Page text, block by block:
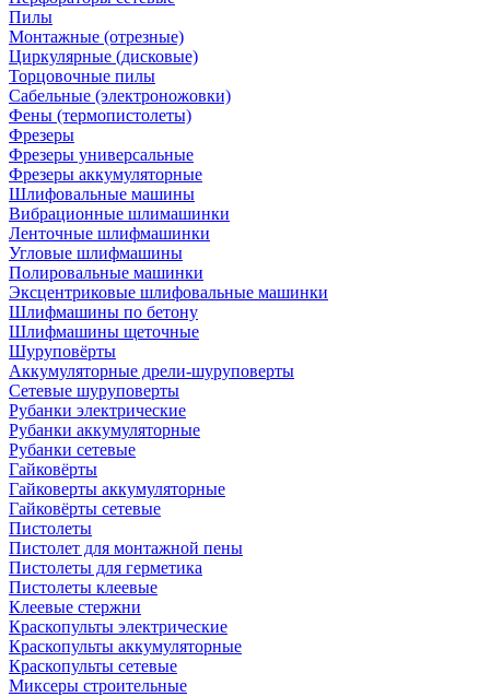
Пилы
Монтажные (отрезные)
Циркулярные (дисковые)
Торцовочные пилы
Сабельные (электроножовки)
Фены (термопистолеты)
Фрезеры
Фрезеры универсальные
Фрезеры аккумуляторные
Шлифовальные машины
Вибрационные шлимашинки
Ленточные шлифмашинки
Угловые шлифмашины
Полировальные машинки
Эксцентриковые шлифовальные машинки
Шлифмашины по бетону
Шлифмашины щеточные
Шуруповёрты
Аккумуляторные дрели-шуруповерты
Сетевые шуруповерты
Рубанки электрические
Рубанки аккумуляторные
Рубанки сетевые
Гайковёрты
Гайковерты аккумуляторные
Гайковёрты сетевые
Пистолеты
Пистолет для монтажной пены
Пистолеты для герметика
Пистолеты клеевые
Клеевые стержни
Краскопульты электрические
Краскопульты аккумуляторные
Краскопульты сетевые
Миксеры строительные